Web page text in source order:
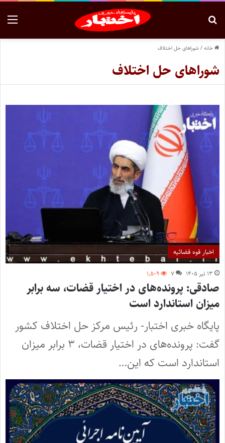
خانه/شوراهای حل اختلاف
شوراهای حل اختلاف
اخبار قوه قضائیه
۱۳ تیر ۱۴۰۵ ۷ ۱,۵۰۹
صادقی: پرونده‌های در اختیار قضات، سه برابر
میزان استاندارد است
پایگاه خبری اختبار- رئیس مرکز حل اختلاف کشور
گفت: پرونده‌های در اختیار قضات، ۳ برابر میزان
استاندارد است که این…